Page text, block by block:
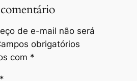
de e-mail não será
obrigatórios
com *